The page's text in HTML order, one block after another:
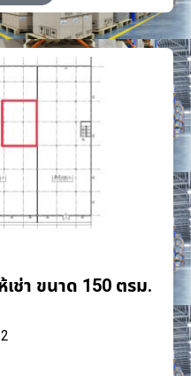
เช่า ขนาด 150 ตรม.